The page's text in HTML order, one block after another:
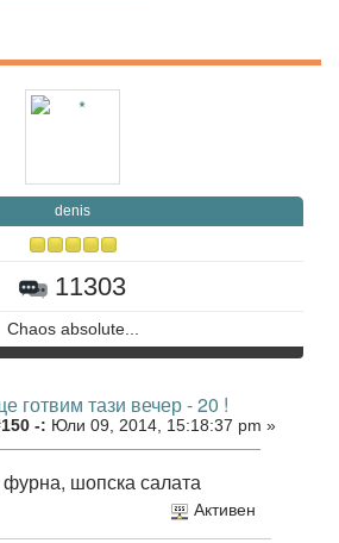
denis
11303
Chaos absolute...
готвим тази вечер - 20 !
-: Юли 09, 2014, 15:18:37 pm »
шопска салата
Активен